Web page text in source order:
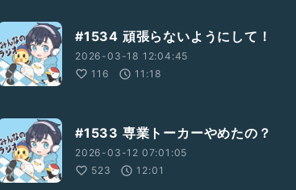
#1534 頑張らないようにして！
2026-03-18 12:04:45
116
11:18
#1533 専業トーカーやめたの？
2026-03-12 07:01:05
523
12:01